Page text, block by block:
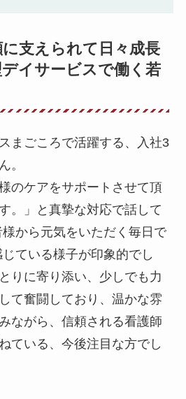
支えられて日々成長
イサービスで働く若
まごころで活躍する、入社3
。
のケアをサポートさせて頂
。」と真摯な対応で話して
から元気をいただく毎日で
ている様子が印象的でし
りに寄り添い、少しでも力
て奮闘しており、温かな雰
ながら、信頼される看護師
ている、今後注目な方でし